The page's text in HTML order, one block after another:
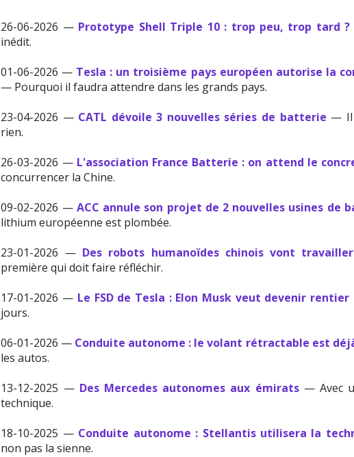
26-06-2026 — Prototype Shell Triple 10 : trop peu, trop tard ?
inédit.
01-06-2026 — Tesla : un troisième pays européen autorise la
— Pourquoi il faudra attendre dans les grands pays.
23-04-2026 — CATL dévoile 3 nouvelles séries de batterie — Il
rien.
26-03-2026 — L'association France Batterie : on attend le
concurrencer la Chine.
09-02-2026 — ACC annule son projet de 2 nouvelles usines de
lithium européenne est plombée.
23-01-2026 — Des robots humanoïdes chinois vont
première qui doit faire réfléchir.
17-01-2026 — Le FSD de Tesla : Elon Musk veut devenir rentier
jours.
06-01-2026 — Conduite autonome : le volant rétractable est
les autos.
13-12-2025 — Des Mercedes autonomes aux émirats— Avec
technique.
18-10-2025 — Conduite autonome : Stellantis utilisera la
non pas la sienne.